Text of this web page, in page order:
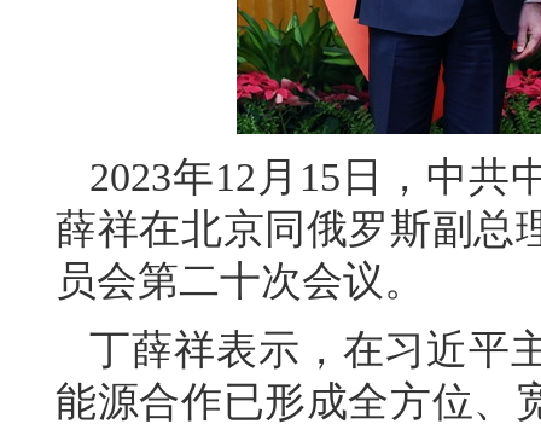
2023年12月15日，中共
薛祥在北京同俄罗斯副总
员会第二十次会议。
丁薛祥表示，在习近平
能源合作已形成全方位、